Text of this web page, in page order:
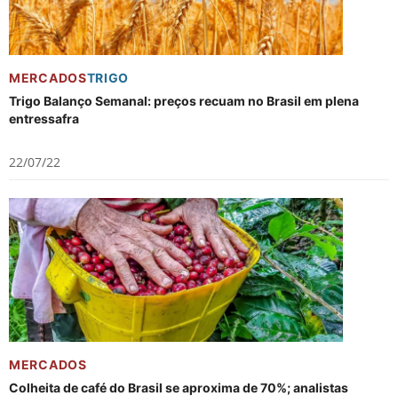
MERCADOSTRIGO
Trigo Balanço Semanal: preços recuam no Brasil em plena
entressafra
22/07/22
MERCADOS
Colheita de café do Brasil se aproxima de 70%; analistas